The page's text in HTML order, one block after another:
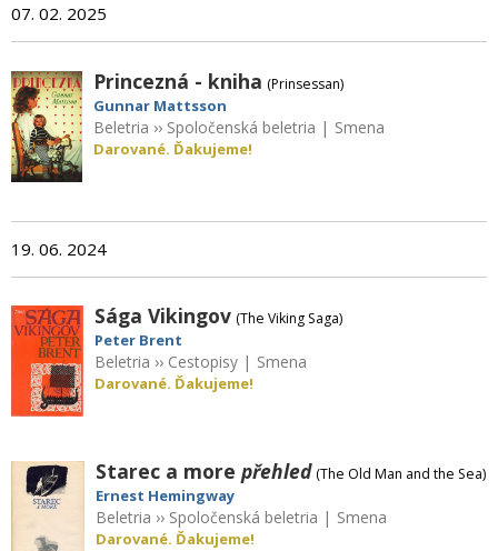
07. 02. 2025
Princezná - kniha (Prinsessan)
Gunnar Mattsson
Beletria ›› Spoločenská beletria | Smena
Darované. Ďakujeme!
19. 06. 2024
Sága Vikingov (The Viking Saga)
Peter Brent
Beletria ›› Cestopisy | Smena
Darované. Ďakujeme!
Starec a morepřehled (The Old Man and the Sea)
Ernest Hemingway
Beletria ›› Spoločenská beletria | Smena
Darované. Ďakujeme!